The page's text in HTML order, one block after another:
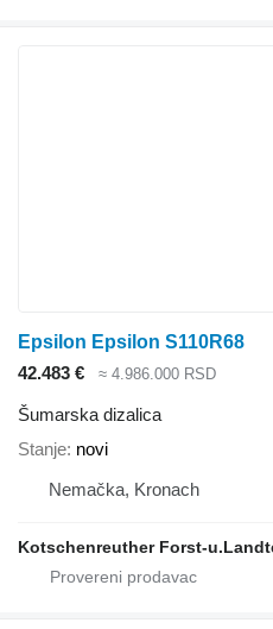
Epsilon Epsilon S110R68
42.483 €
≈ 4.986.000 RSD
Šumarska dizalica
Stanje novi
Nemačka, Kronach
Kotschenreuther Forst-